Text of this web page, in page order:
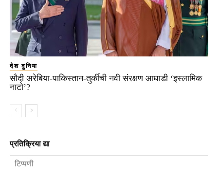
देश दुनिया
सौदी अरेबिया-पाकिस्तान-तुर्कीची नवी संरक्षण आघाडी ‘इस्लामिक
नाटो’?
प्रतिक्रिया द्या